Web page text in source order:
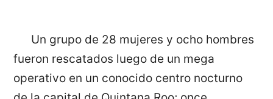
Un grupo de 28 mujeres y ocho hombres
fueron rescatados luego de un mega
operativo en un conocido centro nocturno